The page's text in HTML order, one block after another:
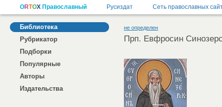
Библиотека
Рубрикатор
Подборки
Популярные
Авторы
Издательства
не определен
Прп. Евфросин